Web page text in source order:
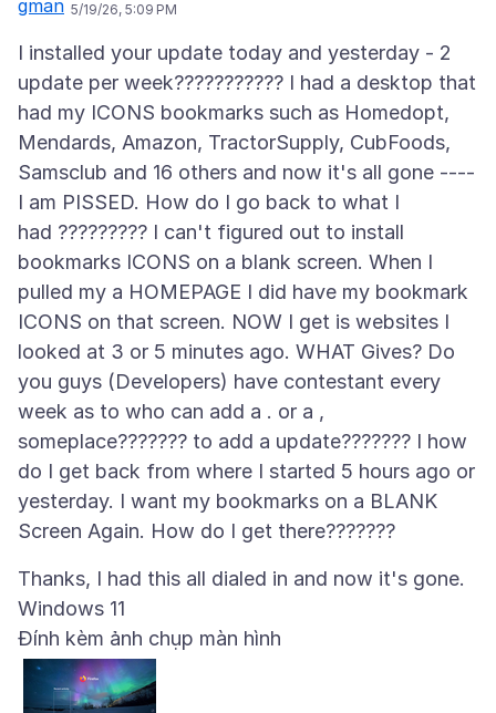
5/19/26, 5:09 PM
I installed your update today and yesterday - 2
update per week??????????? I had a desktop that
had my ICONS bookmarks such as Homedopt,
Mendards, Amazon, TractorSupply, CubFoods,
Samsclub and 16 others and now it's all gone ----
I am PISSED. How do I go back to what I
had ????????? I can't figured out to install
bookmarks ICONS on a blank screen. When I
pulled my a HOMEPAGE I did have my bookmark
ICONS on that screen. NOW I get is websites I
looked at 3 or 5 minutes ago. WHAT Gives? Do
you guys (Developers) have contestant every
week as to who can add a . or a ,
someplace??????? to add a update??????? I how
do I get back from where I started 5 hours ago or
yesterday. I want my bookmarks on a BLANK
Thanks, I had this all dialed in and now it's gone.
Đính kèm ảnh chụp màn hình